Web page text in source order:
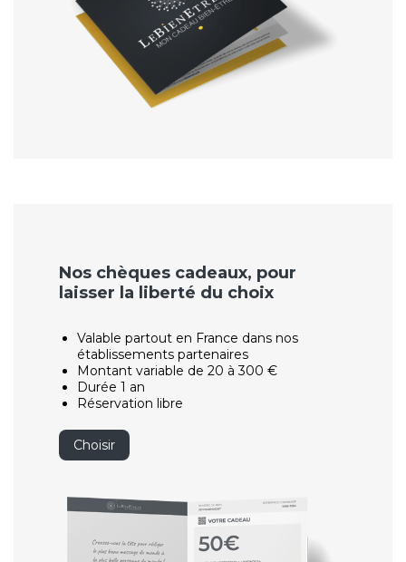
Nos chèques cadeaux, pour
laisser la liberté du choix
Valable partout en France dans nos
établissements partenaires
Montant variable de 20 à 300 €
Durée 1 an
Réservation libre
Choisir